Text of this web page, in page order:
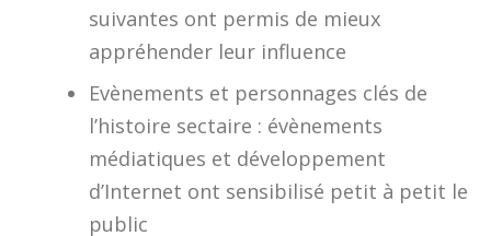
suivantes ont permis de mieux
appréhender leur influence
Evènements et personnages clés de
l’histoire sectaire : évènements
médiatiques et développement
d’Internet ont sensibilisé petit à petit le
public